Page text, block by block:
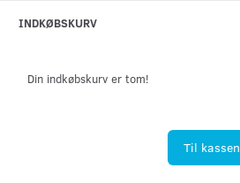
INDKØBSKURV
Din indkøbskurv er tom!
Til kassen